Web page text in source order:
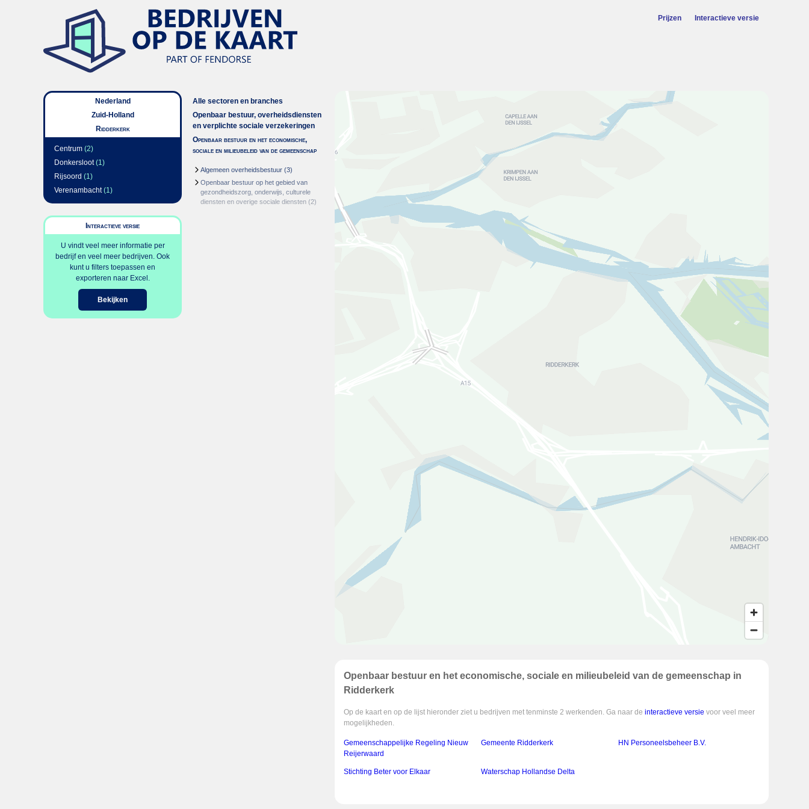
Prijzen Interactieve versie
Nederland
Zuid-Holland
Ridderkerk
Centrum (2)
Donkersloot(1)
Rijsoord (1)
Verenambacht(1)
Interactieve versie
U vindt veel meer informatie per
bedrijf en veel meer bedrijven. Ook
kunt u filters toepassen en
exporteren naar Excel.
Bekijken
Alle sectoren en branches
Openbaar bestuur, overheidsdiensten
en verplichte sociale verzekeringen
Openbaar bestuur en het economische,
sociale en milieubeleid van de gemeenschap
Algemeen overheidsbestuur (3)
Openbaar bestuur op het gebied van
gezondheidszorg, onderwijs, culturele
diensten en overige sociale diensten (2)
Openbaar bestuur en het economische, sociale en milieubeleid van de gemeenschap in
Ridderkerk
Op de kaart en op de lijst hieronder ziet u bedrijven met tenminste 2 werkenden. Ga naar de interactieve versie voor veel meer
mogelijkheden.
Gemeenschappelijke Regeling Nieuw
Reijerwaard
Gemeente Ridderkerk HN Personeelsbeheer B.V.
Stichting Beter voor Elkaar Waterschap Hollandse Delta